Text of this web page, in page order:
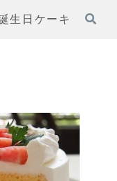
生日ケーキ